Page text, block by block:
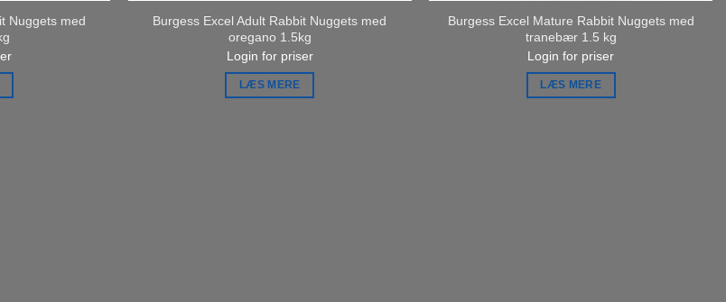
Nuggets med
Burgess Excel Adult Rabbit Nuggets med
oregano 1.5kg
Login for priser
LÆS MERE
Burgess Excel Mature Rabbit Nuggets med
tranebær 1.5 kg
Login for priser
LÆS MERE